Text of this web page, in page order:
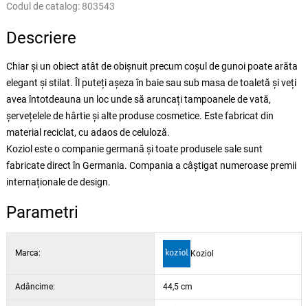
Codul de catalog: 803543
Descriere
Chiar și un obiect atât de obișnuit precum coșul de gunoi poate arăta
elegant și stilat. Îl puteți așeza în baie sau sub masa de toaletă și veți
avea întotdeauna un loc unde să aruncați tampoanele de vată,
șervețelele de hârtie și alte produse cosmetice. Este fabricat din
material reciclat, cu adaos de celuloză.
Koziol este o companie germană și toate produsele sale sunt
fabricate direct în Germania. Compania a câștigat numeroase premii
internaționale de design.
Parametri
Marca: Koziol
Adâncime: 44,5 cm